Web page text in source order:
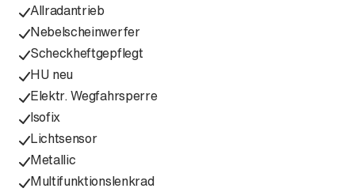
Allradantrieb
Nebelscheinwerfer
Scheckheftgepflegt
HU neu
Elektr. Wegfahrsperre
Isofix
Lichtsensor
Metallic
Multifunktionslenkrad